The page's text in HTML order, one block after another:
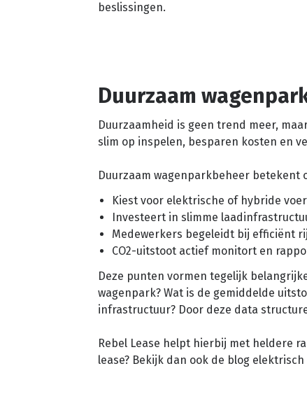
beslissingen.
Duurzaam
Duurzaamheid is geen trend meer,
slim op inspelen, besparen kosten en
Duurzaam wagenparkbeheer betekent
Kiest voor elektrische of hybride
Investeert in slimme
Medewerkers begeleidt bij efficiënt
CO2-uitstoot actief monitort en
Deze punten vormen tegelijk
wagenpark? Wat is de gemiddelde
infrastructuur? Door deze data
Rebel Lease helpt hierbij met heldere
lease? Bekijk dan ook de blog